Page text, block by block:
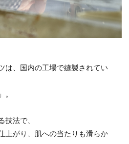
は、国内の工場で縫製されてい
。
技法で、
上がり、肌への当たりも滑らか